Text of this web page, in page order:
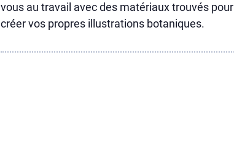
vous au travail avec des matériaux trouvés pour
créer vos propres illustrations botaniques.